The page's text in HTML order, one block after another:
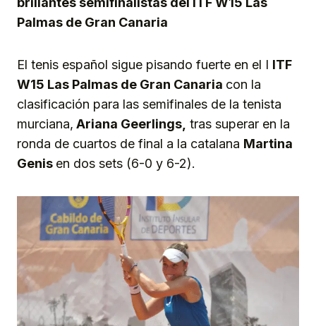
Palmas de Gran Canaria
El tenis español sigue pisando fuerte en el I ITF
W15 Las Palmas de Gran Canaria con la
clasificación para las semifinales de la tenista
murciana, Ariana Geerlings, tras superar en la
ronda de cuartos de final a la catalana Martina
Genis en dos sets (6-0 y 6-2).